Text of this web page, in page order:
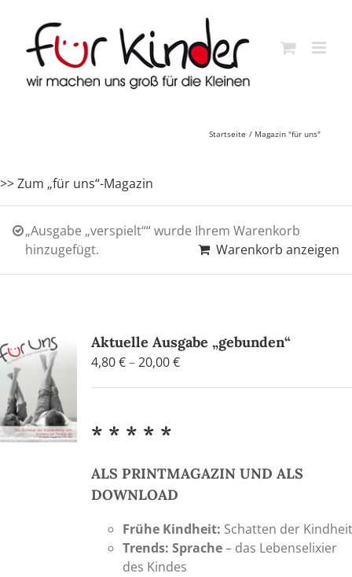
content
Startseite Magazin "für uns"
>> Zum „für uns“-Magazin
„Ausgabe „verspielt““ wurde Ihrem Warenkorb
hinzugefügt.
Warenkorb anzeigen
Aktuelle Ausgabe „gebunden“
4,80€–20,00€Preisspanne:
* * * * *
ALS PRINTMAGAZIN UND ALS
DOWNLOAD
Frühe Kindheit: Schatten der
Trends: Sprache– das Lebenselixier
des Kindes